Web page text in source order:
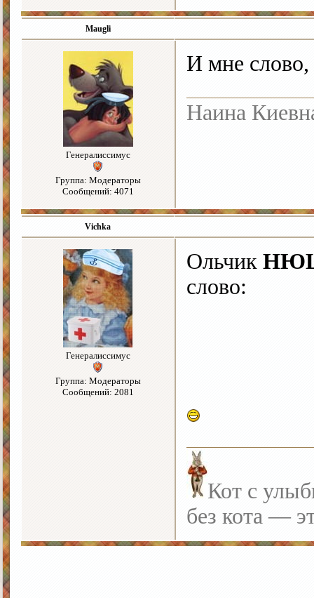
Maugli
Генералиссимус
Группа: Модераторы
Сообщений: 4071
И мне
Наина
Vichka
Генералиссимус
Группа: Модераторы
Сообщений: 2081
Ольчик
слово:
Кот с
без кота —